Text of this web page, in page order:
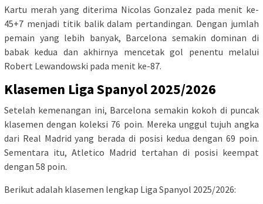
Kartu merah yang diterima Nicolas Gonzalez pada menit ke-
45+7 menjadi titik balik dalam pertandingan. Dengan jumlah
pemain yang lebih banyak, Barcelona semakin dominan di
babak kedua dan akhirnya mencetak gol penentu melalui
Robert Lewandowski pada menit ke-87.
Klasemen Liga Spanyol 2025/2026
Setelah kemenangan ini, Barcelona semakin kokoh di puncak
klasemen dengan koleksi 76 poin. Mereka unggul tujuh angka
dari Real Madrid yang berada di posisi kedua dengan 69 poin.
Sementara itu, Atletico Madrid tertahan di posisi keempat
dengan 58 poin.
Berikut adalah klasemen lengkap Liga Spanyol 2025/2026: